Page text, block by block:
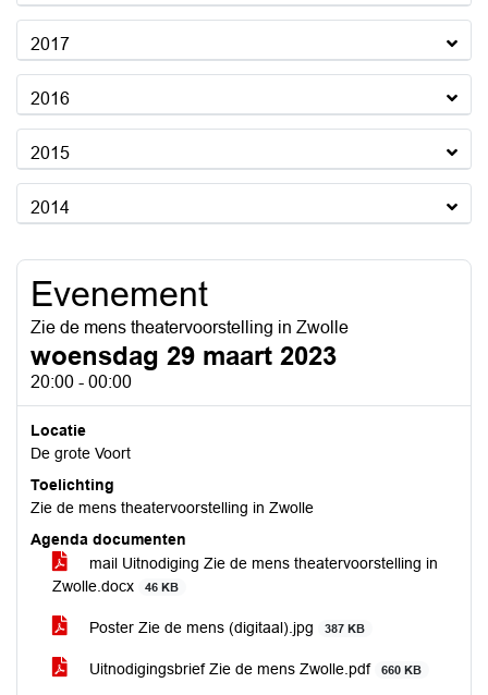
2017
2016
2015
2014
Evenement
Zie de mens theatervoorstelling in Zwolle
woensdag 29 maart 2023
20:00 - 00:00
Locatie
De grote Voort
Toelichting
Zie de mens theatervoorstelling in Zwolle
Agenda documenten
mail Uitnodiging Zie de mens theatervoorstelling in
Zwolle.docx
46 KB
Poster Zie de mens (digitaal).jpg 387 KB
Uitnodigingsbrief Zie de mens Zwolle.pdf 660 KB